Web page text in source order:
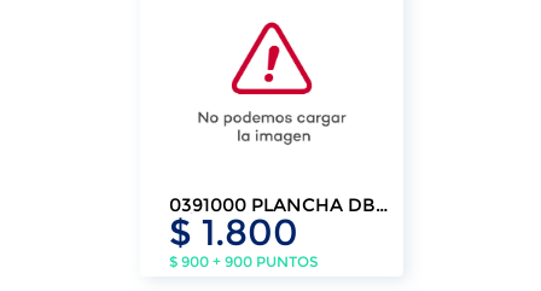
0391000 PLANCHA DB
A/A T-FAL VIT MX
$ 1.800
$ 900 + 900 PUNTOS